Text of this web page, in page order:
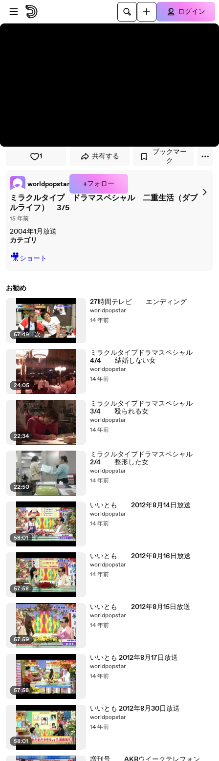
プレイヤーにスキップ
メインコンテンツにスキップ
ログイン
1 共有する
ブックマー
ク
worldpopstar +フォロー
ミラクルタイプ ドラマスペシャル 二重生活（ダブ
ルライフ） 3/5
15 年前
2004年1月放送
カテゴリ
🎥ショート
お勧め
57:49 | 次
27時間テレビ エンディング
worldpopstar
14 年前
24:05
ミラクルタイプドラマスペシャル
4/4 結婚しない女
worldpopstar
14 年前
22:34
ミラクルタイプドラマスペシャル
3/4 殴られる女
worldpopstar
14 年前
22:50
ミラクルタイプドラマスペシャル
2/4 整形した女
worldpopstar
14 年前
58:01
いいとも 2012年8月14日放送
worldpopstar
14 年前
57:58
いいとも 2012年8月16日放送
worldpopstar
14 年前
57:59
いいとも 2012年8月15日放送
worldpopstar
14 年前
57:58
いいとも 2012年8月17日放送
worldpopstar
14 年前
58:01
いいとも 2012年8月30日放送
worldpopstar
14 年前